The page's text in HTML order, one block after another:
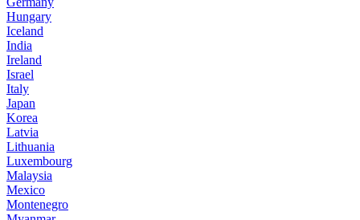
Hungary
Iceland
India
Ireland
Israel
Italy
Japan
Korea
Latvia
Lithuania
Luxembourg
Malaysia
Mexico
Montenegro